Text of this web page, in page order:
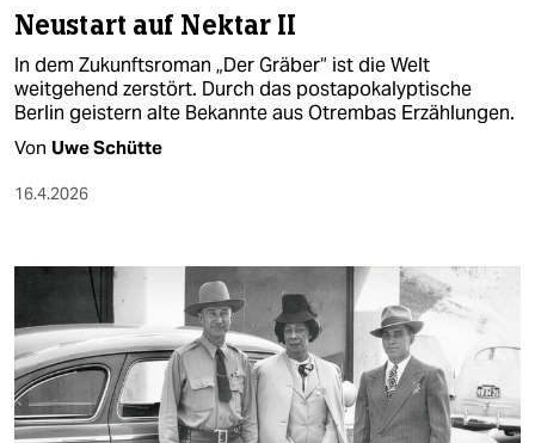
Neustart auf Nektar II
In dem Zukunftsroman „Der Gräber“ ist die Welt
weitgehend zerstört. Durch das postapokalyptische
Berlin geistern alte Bekannte aus Otrembas Erzählungen.
Von Uwe Schütte
16.4.2026